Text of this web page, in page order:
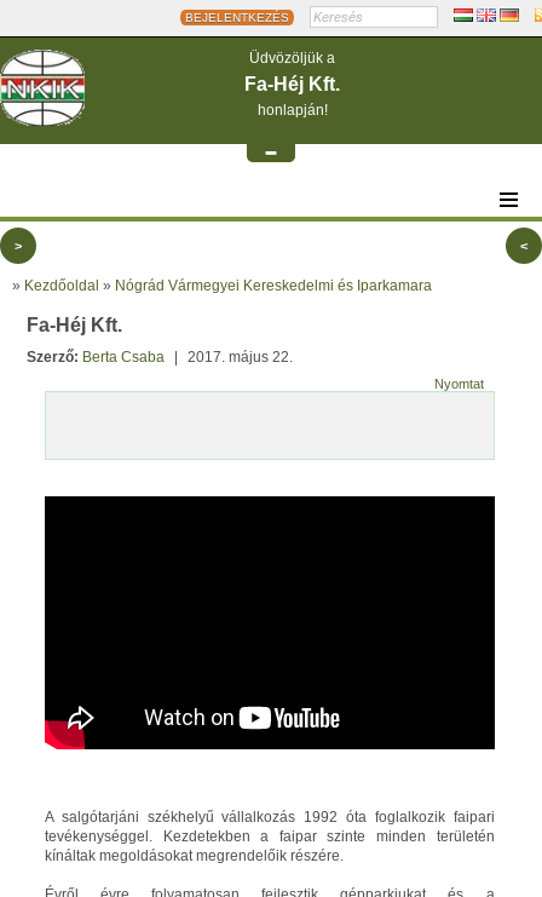
BEJELENTKEZÉS
Üdvözöljük a
Fa-Héj Kft.
honlapján!
-
> <
» Kezdőoldal » Nógrád Vármegyei Kereskedelmi és Iparkamara
Fa-Héj Kft.
Szerző: Berta Csaba 2017. május 22.
Nyomtat
A salgótarjáni székhelyű vállalkozás 1992 óta foglalkozik faipari
tevékenységgel. Kezdetekben a faipar szinte minden területén
kínáltak megoldásokat megrendelőik részére.